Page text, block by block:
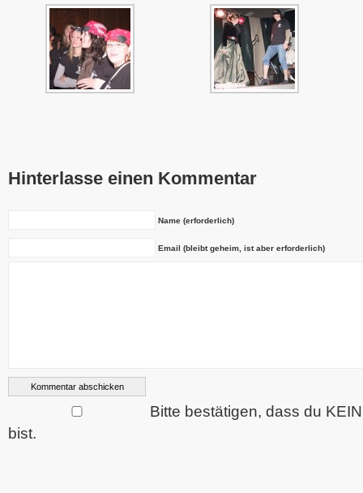
Hinterlasse einen Kommentar
Name (erforderlich)
Email (bleibt geheim, ist aber erforderlich)
Bitte bestätigen, dass du
bist.